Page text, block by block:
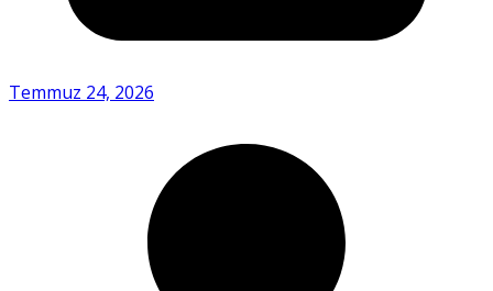
Temmuz 24, 2026